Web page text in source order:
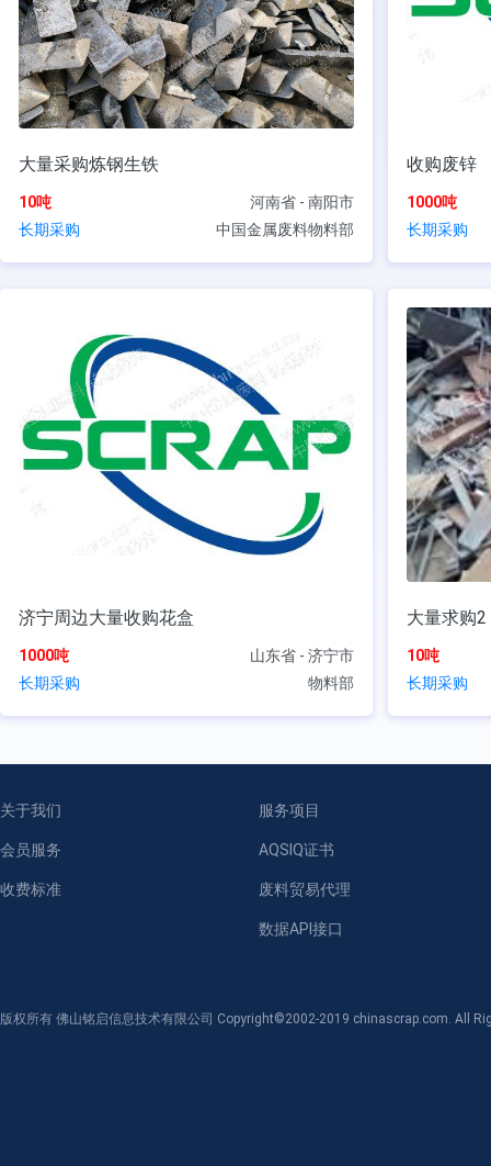
大量采购炼钢生铁
10吨
河南省 - 南阳市
长期采购
中国金属废料物料部
收购废锌
1000吨
长期采购
济宁周边大量收购花盒
1000吨
山东省 - 济宁市
长期采购
物料部
大量求购
10吨
长期采购
关于我们
会员服务
收费标准
服务项目
AQSIQ证书
废料贸易代理
数据API接口
版权所有 佛山铭启信息技术有限公司 Copyright©2002-2019 chinascrap.com. All